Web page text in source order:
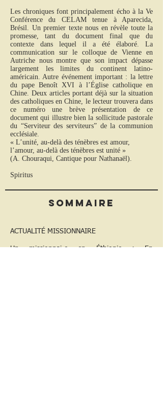
Les chroniques font principalement écho à la Ve
Conférence du CELAM tenue à Aparecida,
Brésil. Un premier texte nous en révèle toute la
promesse, tant du document final que du
contexte dans lequel il a été élaboré. La
communication sur le colloque de Vienne en
Autriche nous montre que son impact dépasse
largement les limites du continent latino-
américain. Autre événement important : la lettre
du pape Benoît XVI à l’Église catholique en
Chine. Deux articles portant déjà sur la situation
des catholiques en Chine, le lecteur trouvera dans
ce numéro une brève présentation de ce
document qui illustre bien la sollicitude pastorale
du “Serviteur des serviteurs” de la communion
ecclésiale.
« L’unité, au-delà des ténèbres est amour,
l’amour, au-delà des ténèbres est unité »
(A. Chouraqui, Cantique pour Nathanaël).
Spiritus
Sommaire
ACTUALITÉ MISSIONNAIRE
Un missionnaire en Éthiopie : En